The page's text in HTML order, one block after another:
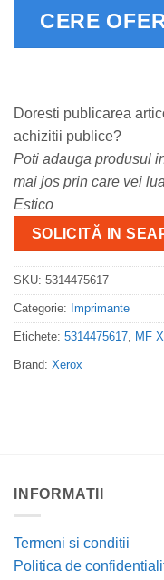
CERE
Doresti publicarea
achizitii publice?
Poti adauga produsul
mai jos prin care vei
Estico
SOLICITĂ IN
SKU: 5314475617
Categorie: Imprimante
Etichete: 5314475617, MF
Brand: Xerox
INFORMATII
Termeni si conditii
Politica de